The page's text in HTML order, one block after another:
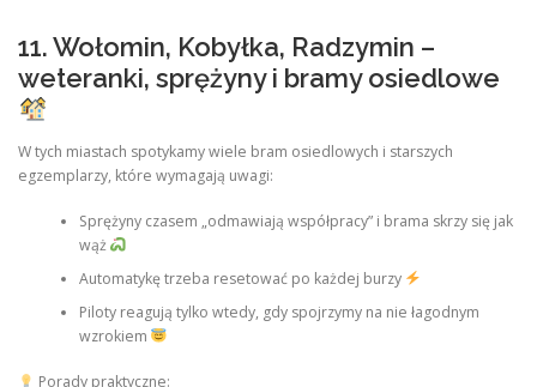
11. Wołomin, Kobyłka, Radzymin –
weteranki, sprężyny i bramy osiedlowe
W tych miastach spotykamy wiele bram osiedlowych i starszych
egzemplarzy, które wymagają uwagi:
Sprężyny czasem „odmawiają współpracy” i brama skrzy się jak
wąż
Automatykę trzeba resetować po każdej burzy
Piloty reagują tylko wtedy, gdy spojrzymy na nie łagodnym
wzrokiem
Porady praktyczne: